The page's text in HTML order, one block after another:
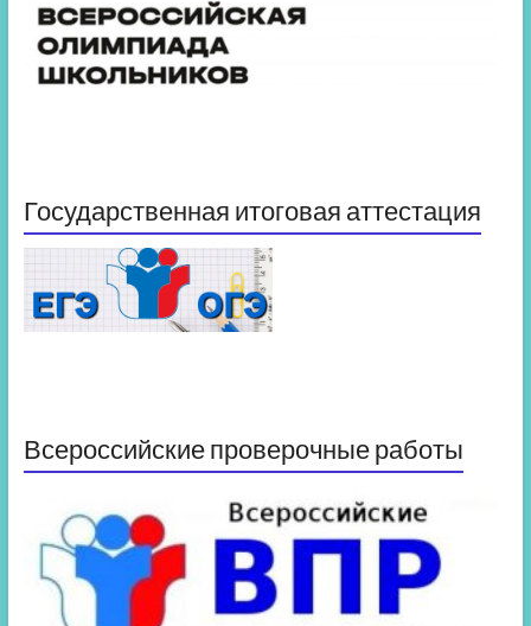
Государственная итоговая аттестация
Всероссийские проверочные работы